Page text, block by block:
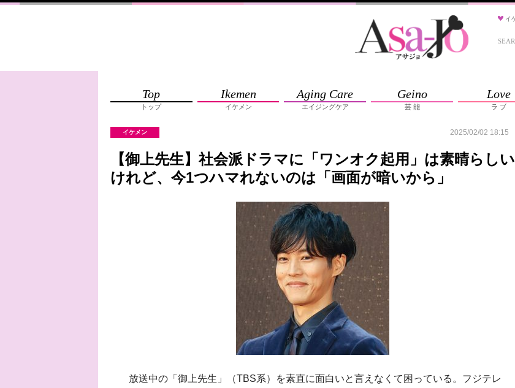
イ
Top
トップ
Ikemen
イケメン
Aging Care
エイジングケア
Geino
芸 能
Love
ラ ブ
イケメン 2025/02/02 18:15
【御上先生】社会派ドラマに「ワンオク起用」は素晴らしい
けれど、今1つハマれないのは「画面が暗いから」
放送中の「御上先生」（TBS系）を素直に面白いと言えなくて困っている。フジテレ